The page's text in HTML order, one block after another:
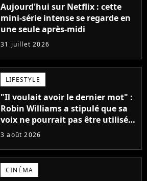
Aujourd'hui sur Netflix : cette
mini-série intense se regarde en
une seule après-midi
31 juillet 2026
LIFESTYLE
"Il voulait avoir le dernier mot" :
Robin Williams a stipulé que sa
voix ne pourrait pas être utilisée
avant 2039, pourtant Disney
inédits
3 août 2026
CINÉMA